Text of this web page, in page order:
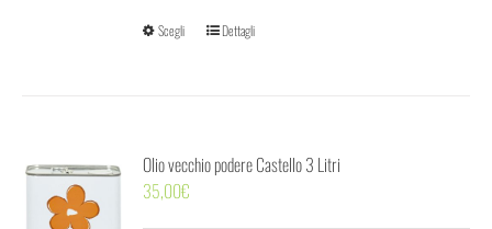
Scegli
Questo
Le
Dettagli
Olio vecchio podere Castello 3 Litri
35,00€